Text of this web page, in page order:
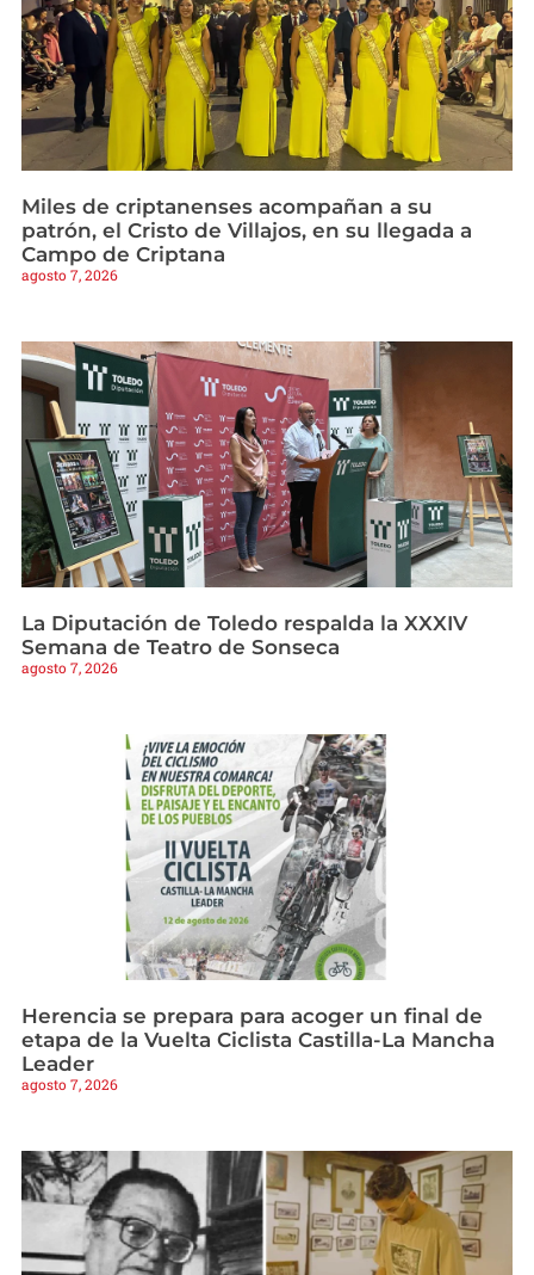
Miles de criptanenses acompañan a su
patrón, el Cristo de Villajos, en su llegada a
Campo de Criptana
agosto 7, 2026
La Diputación de Toledo respalda la XXXIV
Semana de Teatro de Sonseca
agosto 7, 2026
Herencia se prepara para acoger un final de
etapa de la Vuelta Ciclista Castilla-La Mancha
Leader
agosto 7, 2026